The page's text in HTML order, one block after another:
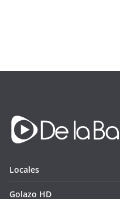
Locales
Golazo HD